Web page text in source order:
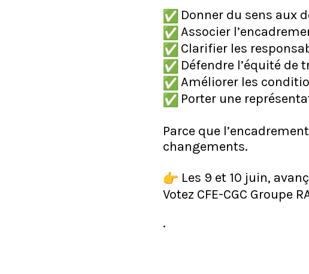
Donner du sens aux
Associer
Clarifier les
Défendre l’équité de
Améliorer les
Porter une
Parce que
changements.
Les 9 et 10 juin,
Votez CFE-CGC Groupe
.